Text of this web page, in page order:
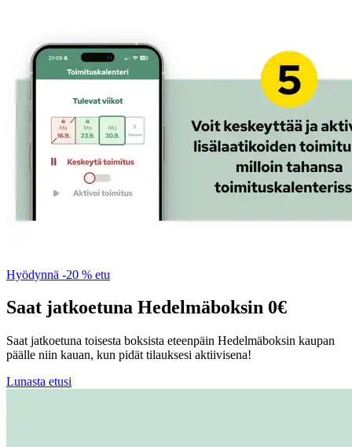
Hyödynnä -20 % etu
Saat jatkoetuna Hedelmäboksin 0€
Saat jatkoetuna toisesta boksista eteenpäin Hedelmäboksin kaupan
päälle niin kauan, kun pidät tilauksesi aktiivisena!
Lunasta etusi